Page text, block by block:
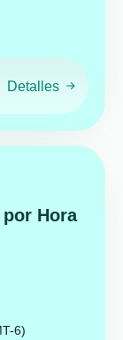
Detalles
Hora
6)